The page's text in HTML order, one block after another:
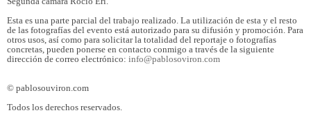
Esta es una parte parcial del trabajo realizado. La utilización de esta y el resto
de las fotografías del evento está autorizado para su difusión y promoción. Para
otros usos, así como para solicitar la totalidad del reportaje o fotografías
concretas, pueden ponerse en contacto conmigo a través de la siguiente
dirección de correo electrónico: info@pablosoviron.com
© pablosouviron.com
Todos los derechos reservados.